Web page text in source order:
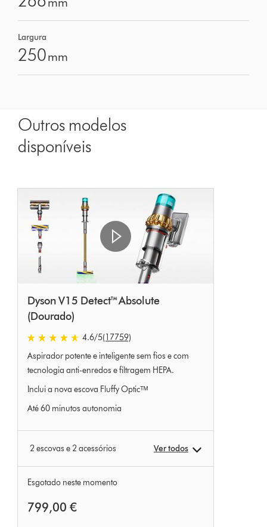
Largura
250mm
Outros modelos
disponíveis
Dyson V15 Detect™ Absolute
(Dourado)
4.6 estrelas de 5 em 17759 Ratings
4.6/5(17759)
Aspirador potente e inteligente sem fios e com
tecnologia anti-enredos e filtragem HEPA.
Inclui a nova escova Fluffy Opticᵀᴹ
Até 60 minutos autonomia
2 escovas e 2 acessórios Ver todos
Esgotado neste momento
799,00 €